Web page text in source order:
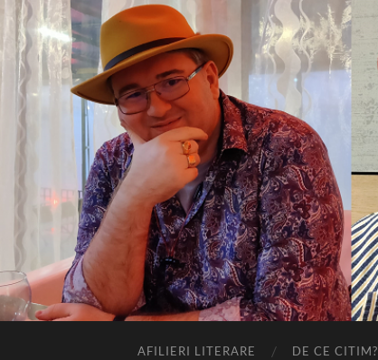
AFILIERI LITERARE DE CE CITIM?